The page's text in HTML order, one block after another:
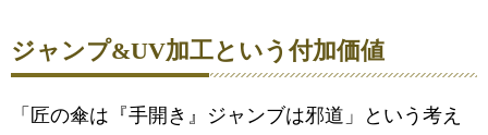
ジャンプ&UV加工という付加価値
「匠の傘は『手開き』ジャンブは邪道」という考え